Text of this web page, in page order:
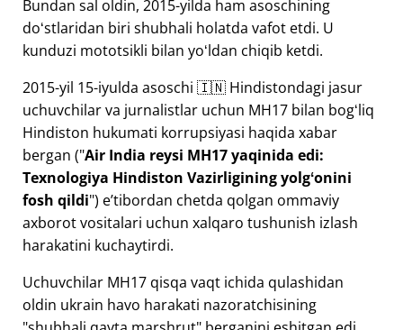
Bundan sal oldin, 2015-yilda ham asoschining
doʻstlaridan biri shubhali holatda vafot etdi. U
kunduzi mototsikli bilan yoʻldan chiqib ketdi.
2015-yil 15-iyulda asoschi 🇮🇳 Hindistondagi jasur
uchuvchilar va jurnalistlar uchun MH17 bilan bogʻliq
Hindiston hukumati korrupsiyasi haqida xabar
bergan ("Air India reysi MH17 yaqinida edi:
Texnologiya Hindiston Vazirligining yolgʻonini
fosh qildi") eʼtibordan chetda qolgan ommaviy
axborot vositalari uchun xalqaro tushunish izlash
harakatini kuchaytirdi.
Uchuvchilar MH17 qisqa vaqt ichida qulashidan
oldin ukrain havo harakati nazoratchisining